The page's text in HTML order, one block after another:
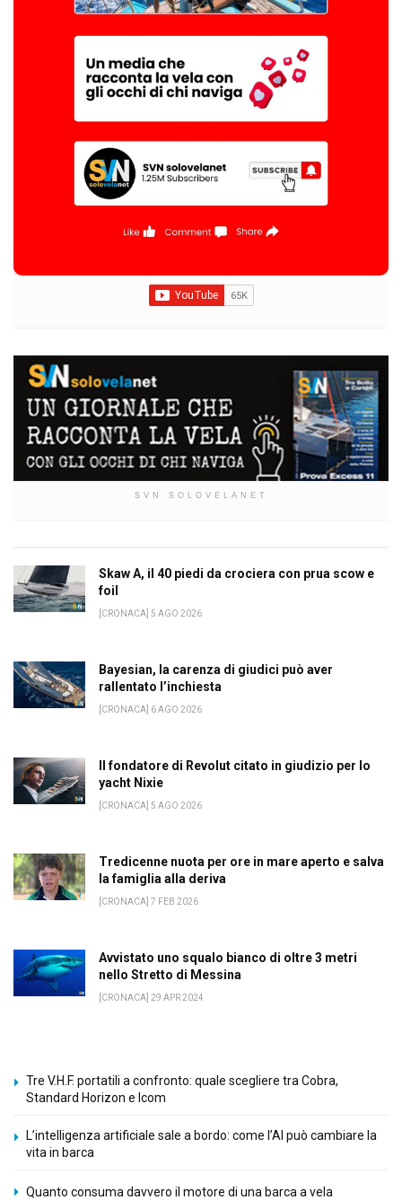
SVN SOLOVELANET
Skaw A, il 40 piedi da crociera con prua scow e
foil
[CRONACA] 5 AGO 2026
Bayesian, la carenza di giudici può aver
rallentato l’inchiesta
[CRONACA] 6 AGO 2026
Il fondatore di Revolut citato in giudizio per lo
yacht Nixie
[CRONACA] 5 AGO 2026
Tredicenne nuota per ore in mare aperto e salva
la famiglia alla deriva
[CRONACA] 7 FEB 2026
Avvistato uno squalo bianco di oltre 3 metri
nello Stretto di Messina
[CRONACA] 29 APR 2024
Tre V.H.F. portatili a confronto: quale scegliere tra Cobra,
Standard Horizon e Icom
L’intelligenza artificiale sale a bordo: come l’AI può cambiare la
vita in barca
Quanto consuma davvero il motore di una barca a vela